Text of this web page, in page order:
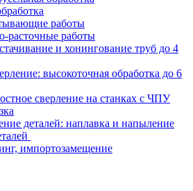
работы
расточные работы
и хонингование труб до 4
высокоточная обработка до 6
сверление на станках с ЧПУ
деталей: наплавка и напыление
импортозамещение